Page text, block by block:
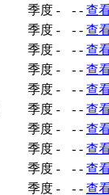
季度 - - - 查
季度 - - - 查
季度 - - - 查
季度 - - - 查
季度 - - - 查
季度 - - - 查
季度 - - - 查
季度 - - - 查
季度 - - - 查
季度 - - - 查